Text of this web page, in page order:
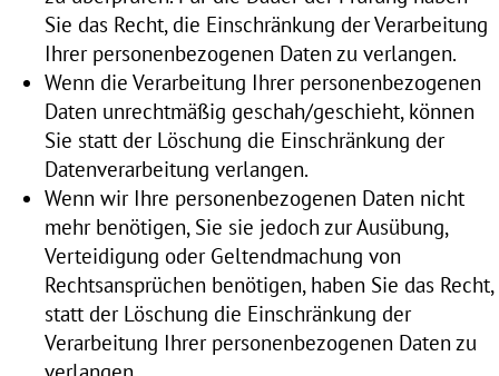
Sie das Recht, die Einschränkung der Verarbeitung
Ihrer personenbezogenen Daten zu verlangen.
Wenn die Verarbeitung Ihrer personenbezogenen
Daten unrechtmäßig geschah/geschieht, können
Sie statt der Löschung die Einschränkung der
Datenverarbeitung verlangen.
Wenn wir Ihre personenbezogenen Daten nicht
mehr benötigen, Sie sie jedoch zur Ausübung,
Verteidigung oder Geltendmachung von
Rechtsansprüchen benötigen, haben Sie das Recht,
statt der Löschung die Einschränkung der
Verarbeitung Ihrer personenbezogenen Daten zu